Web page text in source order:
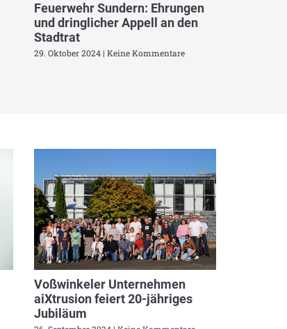
Feuerwehr Sundern: Ehrungen
und dringlicher Appell an den
Stadtrat
29. Oktober 2024 Keine Kommentare
Voßwinkeler Unternehmen
aiXtrusion feiert 20-jähriges
Jubiläum